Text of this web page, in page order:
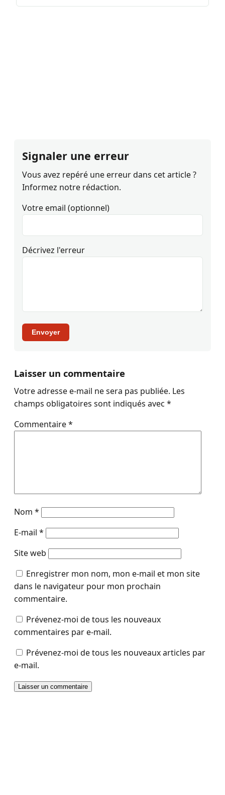
Signaler une erreur
Vous avez repéré une erreur dans cet article ?
Informez notre rédaction.
Votre email (optionnel)
Décrivez l'erreur
Envoyer
Laisser un commentaire
Votre adresse e-mail ne sera pas publiée. Les
champs obligatoires sont indiqués avec *
Commentaire*
Nom *
E-mail *
Site web
Enregistrer mon nom, mon e-mail et mon site
dans le navigateur pour mon prochain
commentaire.
Prévenez-moi de tous les nouveaux
commentaires par e-mail.
Prévenez-moi de tous les nouveaux articles par
e-mail.